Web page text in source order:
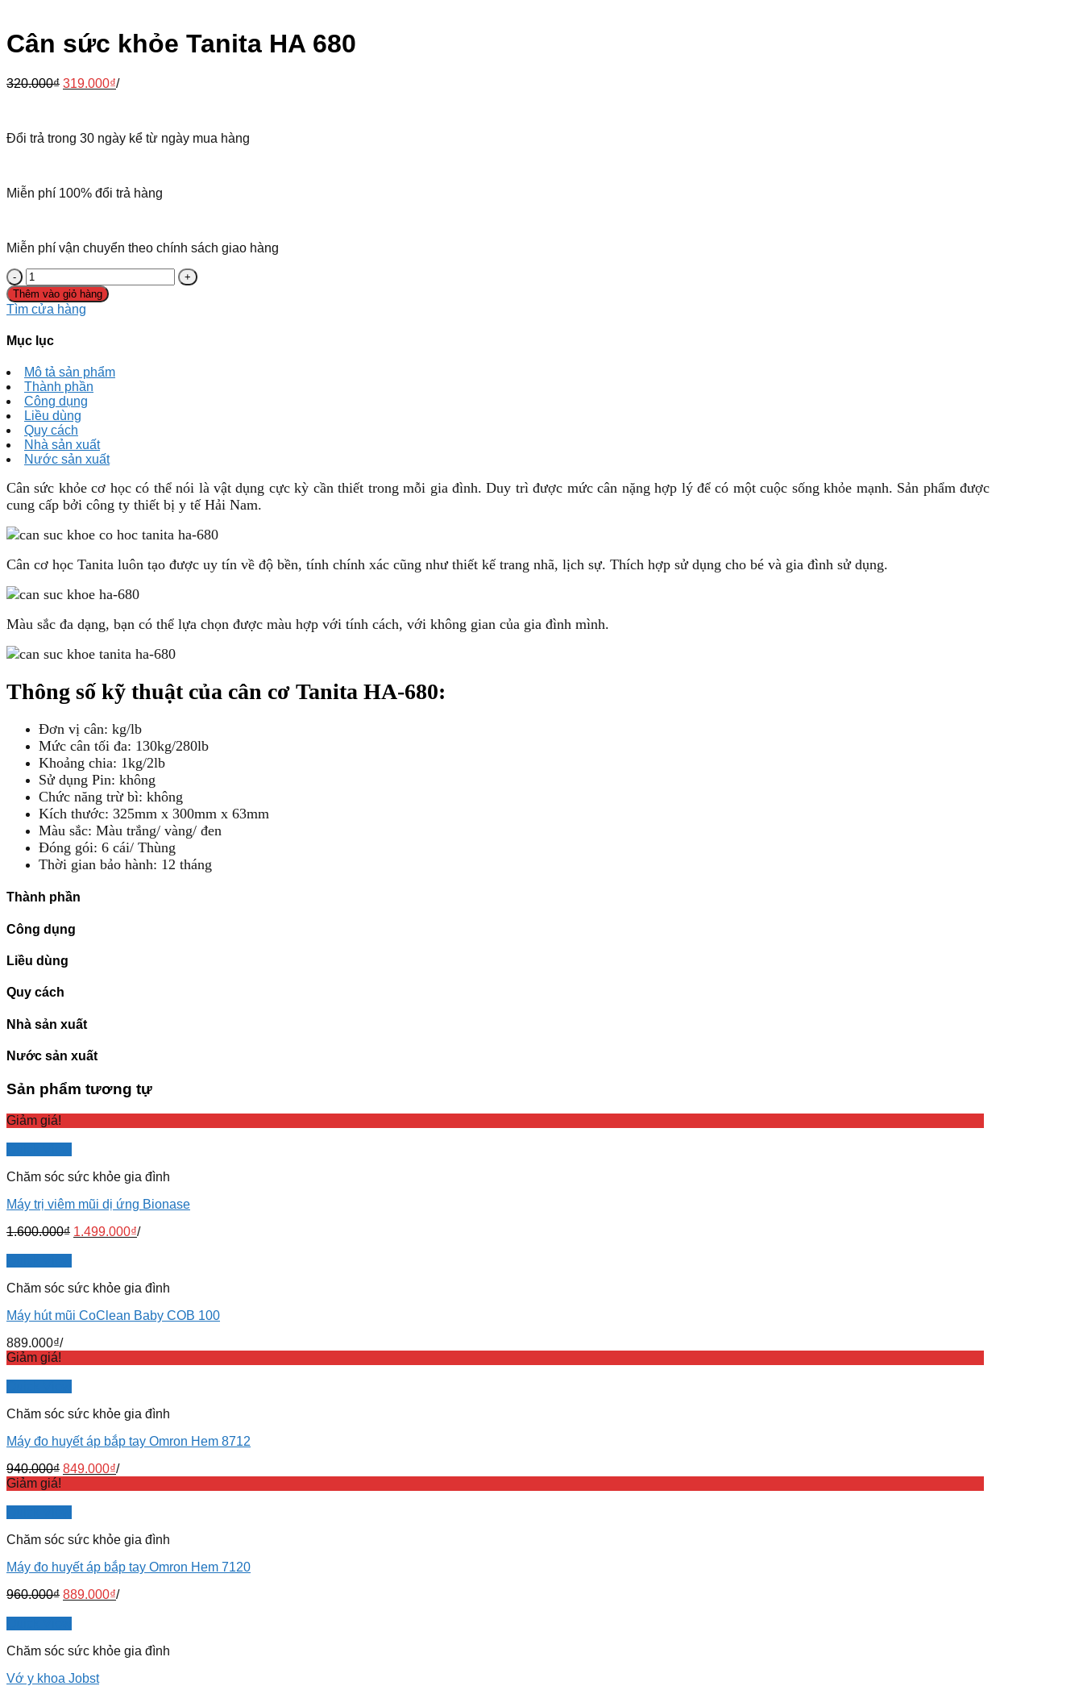
Cân sức khỏe Tanita HA 680
320.000₫ 319.000₫/
Đổi trả trong 30 ngày kể từ ngày mua hàng
Miễn phí 100% đổi trả hàng
Miễn phí vận chuyển theo chính sách giao hàng
Cân
sức
khỏe
Tanita
HA
680
lượng
Thêm vào giỏ hàng
Tìm cửa hàng
Mục lục
Mô tả sản phẩm
Thành phần
Công dụng
Liều dùng
Quy cách
Nhà sản xuất
Nước sản xuất
Cân sức khỏe cơ học có thể nói là vật dụng cực kỳ cần thiết trong mỗi gia đình. Duy trì được mức cân nặng hợp lý để có một cuộc sống khỏe mạnh. Sản phẩm được
cung cấp bởi công ty thiết bị y tế Hải Nam.
Cân cơ học Tanita luôn tạo được uy tín về độ bền, tính chính xác cũng như thiết kế trang nhã, lịch sự. Thích hợp sử dụng cho bé và gia đình sử dụng.
Màu sắc đa dạng, bạn có thể lựa chọn được màu hợp với tính cách, với không gian của gia đình mình.
Thông số kỹ thuật của cân cơ Tanita HA-680:
Đơn vị cân: kg/lb
Mức cân tối đa: 130kg/280lb
Khoảng chia: 1kg/2lb
Sử dụng Pin: không
Chức năng trừ bì: không
Kích thước: 325mm x 300mm x 63mm
Màu sắc: Màu trắng/ vàng/ đen
Đóng gói: 6 cái/ Thùng
Thời gian bảo hành: 12 tháng
Thành phần
Công dụng
Liều dùng
Quy cách
Nhà sản xuất
Nước sản xuất
Sản phẩm tương tự
Giảm giá!
Chăm sóc sức khỏe gia đình
Máy trị viêm mũi dị ứng Bionase
1.600.000₫ 1.499.000₫/
Chăm sóc sức khỏe gia đình
Máy hút mũi CoClean Baby COB 100
889.000₫/
Giảm giá!
Chăm sóc sức khỏe gia đình
Máy đo huyết áp bắp tay Omron Hem 8712
940.000₫ 849.000₫/
Giảm giá!
Chăm sóc sức khỏe gia đình
Máy đo huyết áp bắp tay Omron Hem 7120
960.000₫ 889.000₫/
Chăm sóc sức khỏe gia đình
Vớ y khoa Jobst